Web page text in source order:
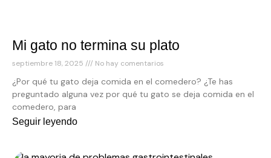
Mi gato no termina su plato
septiembre 18, 2025 No hay comentarios
¿Por qué tu gato deja comida en el comedero? ¿Te has
preguntado alguna vez por qué tu gato se deja comida en el
comedero, para
Seguir leyendo